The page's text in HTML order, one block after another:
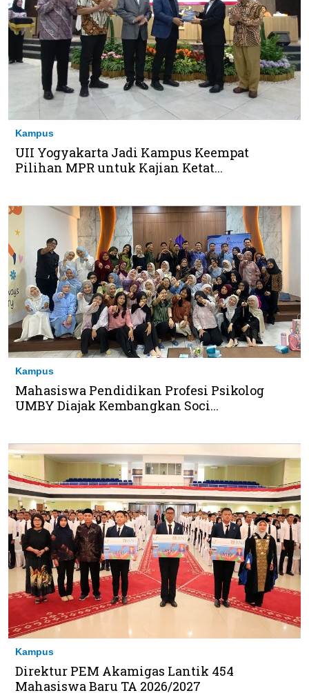
Kampus
UII Yogyakarta Jadi Kampus Keempat
Pilihan MPR untuk Kajian Ketat...
Kampus
Mahasiswa Pendidikan Profesi Psikolog
UMBY Diajak Kembangkan Soci...
Kampus
Direktur PEM Akamigas Lantik 454
Mahasiswa Baru TA 2026/2027